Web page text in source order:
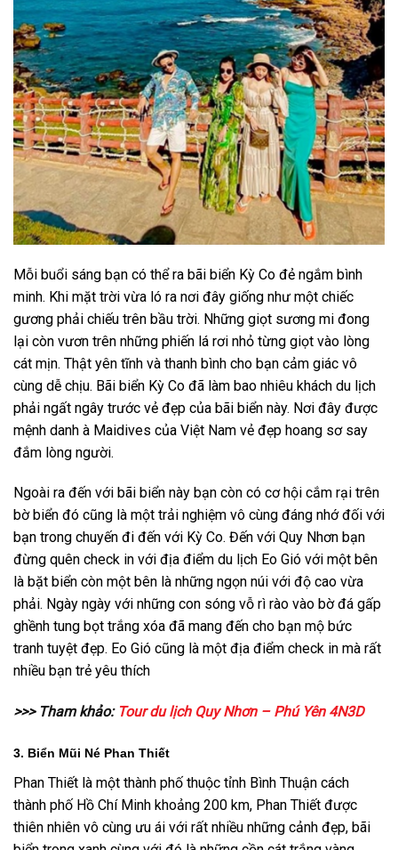
Mỗi buổi sáng bạn có thể ra bãi biển Kỳ Co đẻ ngắm bình
minh. Khi mặt trời vừa ló ra nơi đây giống như một chiếc
gương phải chiếu trên bầu trời. Những giọt sương mi đong
lại còn vươn trên những phiến lá rơi nhỏ từng giọt vào lòng
cát mịn. Thật yên tĩnh và thanh bình cho bạn cảm giác vô
cùng dễ chịu. Bãi biển Kỳ Co đã làm bao nhiêu khách du lịch
phải ngất ngây trước vẻ đẹp của bãi biển này. Nơi đây được
mệnh danh à Maidives của Việt Nam vẻ đẹp hoang sơ say
đắm lòng người.
Ngoài ra đến với bãi biển này bạn còn có cơ hội cắm rại trên
bờ biển đó cũng là một trải nghiệm vô cùng đáng nhớ đối với
bạn trong chuyến đi đến với Kỳ Co. Đến với Quy Nhơn bạn
đừng quên check in với địa điểm du lịch Eo Gió với một bên
là bặt biển còn một bên là những ngọn núi với độ cao vừa
phải. Ngày ngày với những con sóng vỗ rì rào vào bờ đá gấp
ghềnh tung bọt trắng xóa đã mang đến cho bạn mộ bức
tranh tuyệt đẹp. Eo Gió cũng là một địa điểm check in mà rất
nhiều bạn trẻ yêu thích
>>> Tham khảo: Tour du lịch Quy Nhơn – Phú Yên 4N3D
3. Biển Mũi Né Phan Thiết
Phan Thiết là một thành phố thuộc tỉnh Bình Thuận cách
thành phố Hồ Chí Minh khoảng 200 km, Phan Thiết được
thiên nhiên vô cùng ưu ái với rất nhiều những cảnh đẹp, bãi